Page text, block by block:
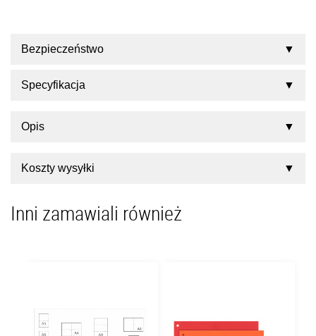
Bezpieczeństwo
Specyfikacja
Opis
Koszty wysyłki
Inni zamawiali również